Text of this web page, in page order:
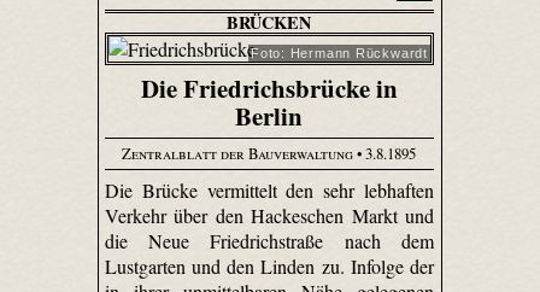
BRÜCKEN
Foto: Hermann Rückwardt
Die Friedrichsbrücke in
Berlin
Zentralblatt der Bauverwaltung• 3.8.1895
Die Brücke vermittelt den sehr lebhaften
Verkehr über den Hackeschen Markt und
die Neue Friedrichstraße nach dem
Lustgarten und den Linden zu. Infolge der